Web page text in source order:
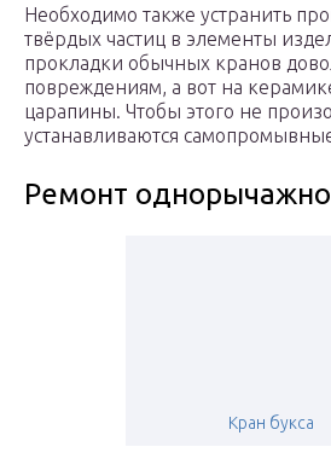
Необходимо также устранить
твёрдых частиц в элементы
прокладки обычных кранов
повреждениям, а вот на
царапины. Чтобы этого не
устанавливаются
Ремонт
Кран букса